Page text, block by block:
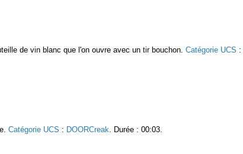
de vin blanc que l'on ouvre avec un tir bouchon. Catégorie UCS :
Catégorie UCS : DOORCreak . Durée : 00:03.